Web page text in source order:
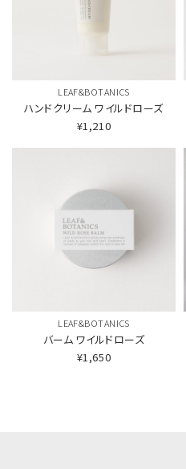
LEAF&BOTANICS
ハンドクリーム ワイルドローズ
¥1,210
LEAF&BOTANICS
バーム ワイルドローズ
¥1,650